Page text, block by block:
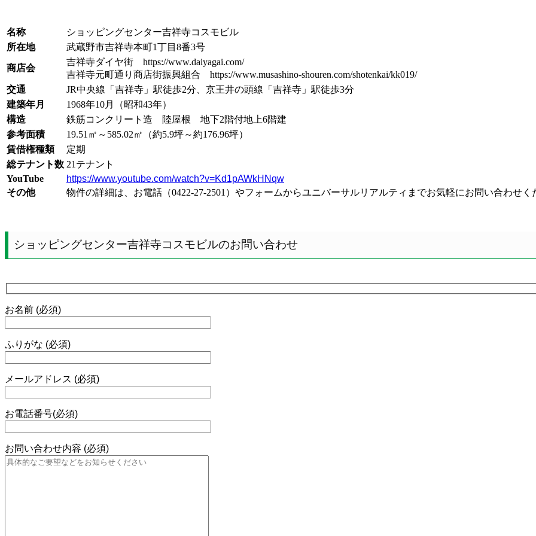
名称
ショッピングセンター吉祥寺コスモビル
所在地
武蔵野市吉祥寺本町1丁目8番3号
商店会
吉祥寺ダイヤ街 https://www.daiyagai.com/
吉祥寺元町通り商店街振興組合 https://www.musashino-shouren.com/shotenkai/kk019/
交通
JR中央線「吉祥寺」駅徒歩2分、京王井の頭線「吉祥寺」駅徒歩3分
建築年月
1968年10月（昭和43年）
構造
鉄筋コンクリート造 陸屋根 地下2階付地上6階建
参考面積
19.51㎡～585.02㎡（約5.9坪～約176.96坪）
賃借権種類
定期
総テナント数 21テナント
YouTube
https://www.youtube.com/watch?v=Kd1pAWkHNqw
その他
物件の詳細は、お電話（0422-27-2501）やフォームからユニバーサルリアルティまでお気軽にお問い合わせく
ショッピングセンター吉祥寺コスモビルのお問い合わせ
お名前 (必須)
ふりがな (必須)
メールアドレス (必須)
お電話番号(必須)
お問い合わせ内容 (必須)